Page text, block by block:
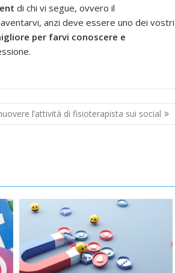
di chi vi segue, ovvero il
anzi deve essere uno dei vostri
per farvi conoscere e
l’attività di fisioterapista sui social